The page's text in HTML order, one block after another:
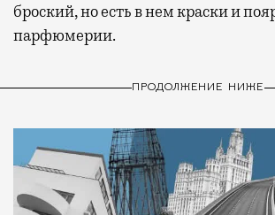
броский, но есть в нем краски и
парфюмерии.
ПРОДОЛЖЕНИЕ НИЖЕ